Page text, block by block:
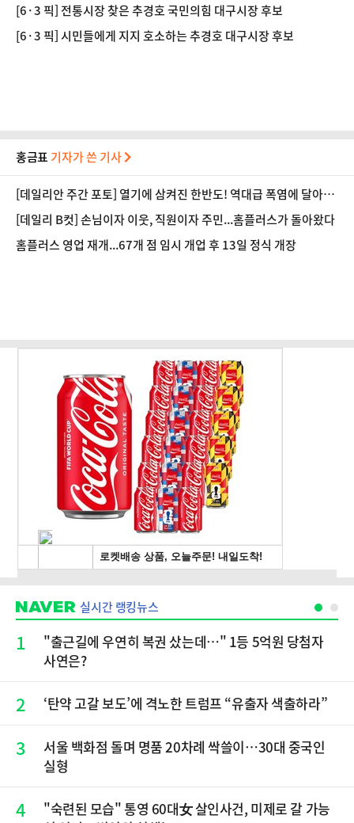
[6·3 픽] 전통시장 찾은 추경호 국민의힘 대구시장 후보
[6·3 픽] 시민들에게 지지 호소하는 추경호 대구시장 후보
홍금표 기자가 쓴 기사
[데일리안 주간 포토] 열기에 삼켜진 한반도! 역대급 폭염에 달아오
른 도심!
[데일리 B컷] 손님이자 이웃, 직원이자 주민...홈플러스가 돌아왔다
홈플러스 영업 재개...67개 점 임시 개업 후 13일 정식 개장
실시간 랭킹뉴스
1
"출근길에 우연히 복권 샀는데…" 1등 5억원 당첨자
사연은?
2 ‘탄약 고갈 보도’에 격노한 트럼프 “유출자 색출하라”
3
서울 백화점 돌며 명품 20차례 싹쓸이…30대 중국인
실형
4
"숙련된 모습" 통영 60대女 살인사건, 미제로 갈 가능